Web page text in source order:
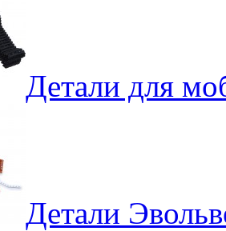
Детали для
Детали